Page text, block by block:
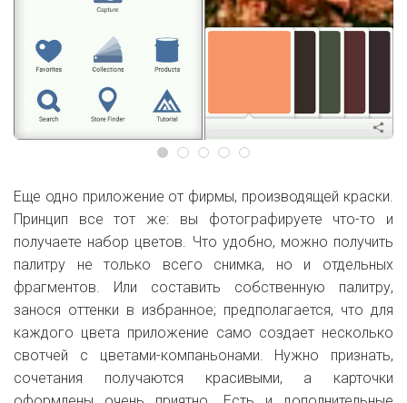
Еще одно приложение от фирмы, производящей краски.
Принцип все тот же: вы фотографируете что-то и
получаете набор цветов. Что удобно, можно получить
палитру не только всего снимка, но и отдельных
фрагментов. Или составить собственную палитру,
занося оттенки в избранное; предполагается, что для
каждого цвета приложение само создает несколько
свотчей с цветами-компаньонами. Нужно признать,
сочетания получаются красивыми, а карточки